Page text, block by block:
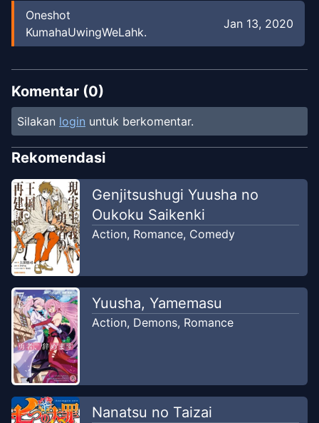
Oneshot
KumahaUwingWeLahk.
Jan 13, 2020
Komentar (0)
Silakan login untuk berkomentar.
Rekomendasi
Genjitsushugi Yuusha no
Oukoku Saikenki
Action, Romance, Comedy
Yuusha, Yamemasu
Action, Demons, Romance
Nanatsu no Taizai